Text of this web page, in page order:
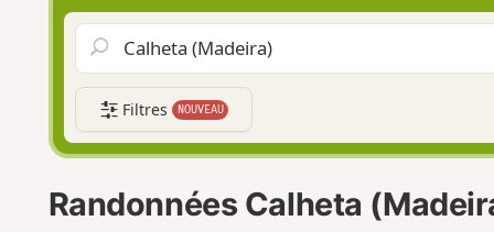
Filtres NOUVEAU
Randonnées Calheta